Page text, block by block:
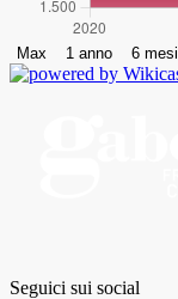
Max 1 anno 6 mesi
Seguici sui social